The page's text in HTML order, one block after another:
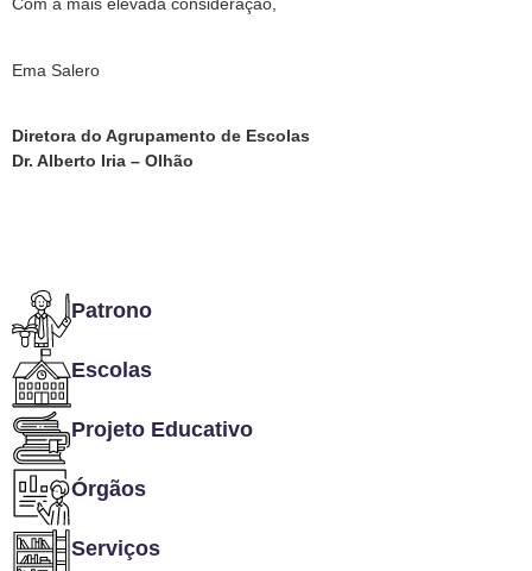
Com a mais elevada consideração,
Ema Salero
Diretora do Agrupamento de Escolas
Dr. Alberto Iria – Olhão
Patrono
Escolas
Projeto Educativo
Órgãos
Serviços